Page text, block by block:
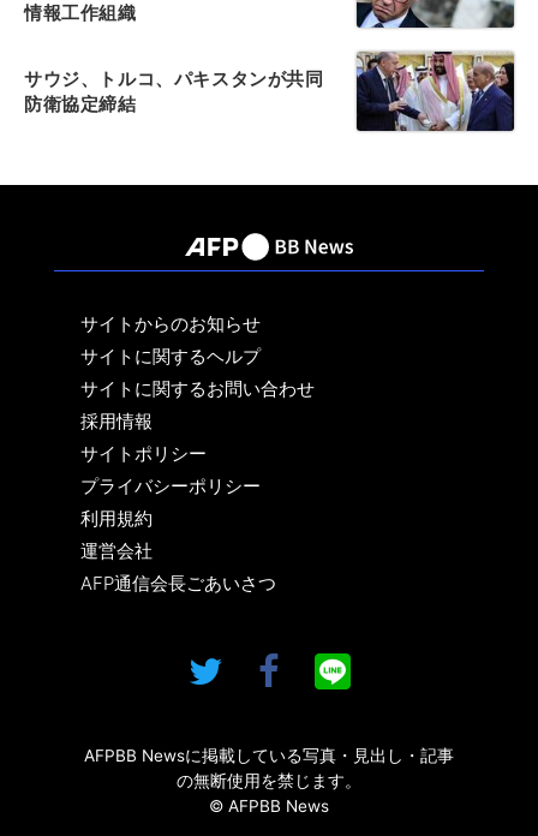
情報工作組織
サウジ、トルコ、パキスタンが共同
防衛協定締結
サイトからのお知らせ
サイトに関するヘルプ
サイトに関するお問い合わせ
採用情報
サイトポリシー
プライバシーポリシー
利用規約
運営会社
AFP通信会長ごあいさつ
AFPBB Newsに掲載している写真・見出し・記事
の無断使用を禁じます。
© AFPBB News